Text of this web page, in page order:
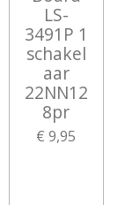
LS-
3491P 1
schakel
aar
22NN12
8pr
€ 9,95